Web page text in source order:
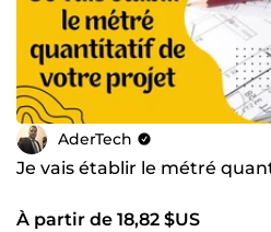
AderTech
Je vais établir le métré
À partir de 18,82 $US